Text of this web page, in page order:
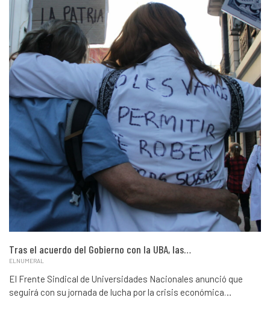
Tras el acuerdo del Gobierno con la UBA, las…
ELNUMERAL
El Frente Sindical de Universidades Nacionales anunció que
seguirá con su jornada de lucha por la crisis económica…